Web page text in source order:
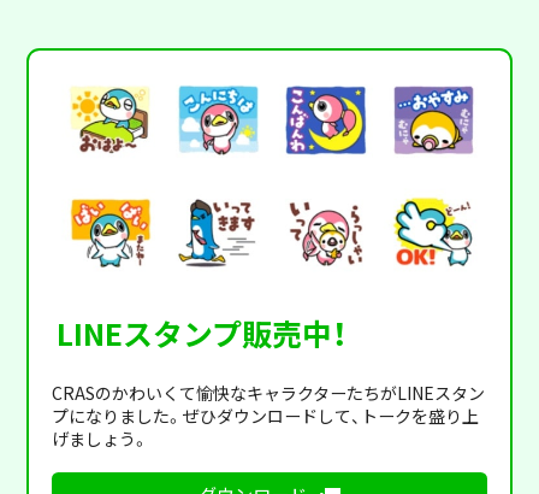
LINEスタンプ販売中！
CRASのかわいくて愉快なキャラクターたちがLINEスタン
プになりました。ぜひダウンロードして、トークを盛り上
げましょう。